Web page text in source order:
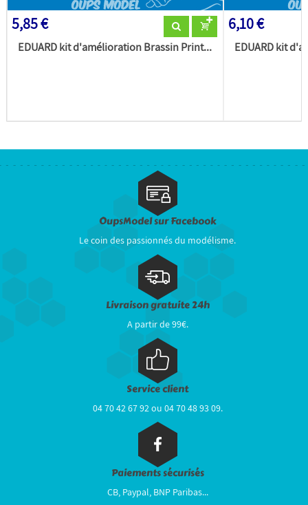
5,85 €
EDUARD kit d'amélioration Brassin Print...
6,10 €
EDUARD kit
OupsModel sur Facebook
Le coin des passionnés du modélisme.
Livraison gratuite 24h
A partir de 99€.
Service client
04 70 42 67 92 ou 04 70 48 93 09.
Paiements sécurisés
CB, Paypal, BNP Paribas...